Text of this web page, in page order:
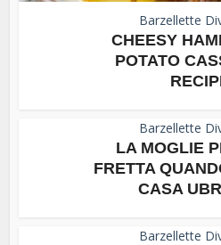
Barzellette
CHEESY
POTATO
Barzellette
LA MOGLIE
FRETTA
CASA
Barzellette